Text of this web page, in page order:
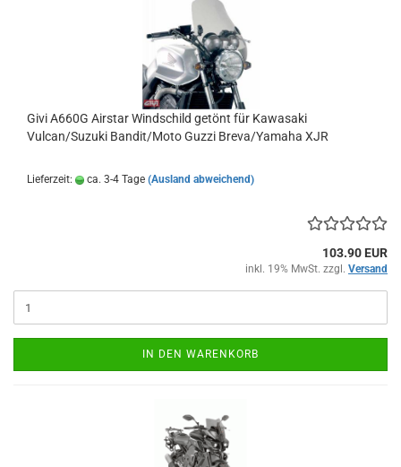
Givi A660G Airstar Windschild getönt für Kawasaki
Vulcan/Suzuki Bandit/Moto Guzzi Breva/Yamaha XJR
Lieferzeit: ca. 3-4 Tage (Ausland abweichend)
103.90 EUR
inkl. 19% MwSt. zzgl. Versand
IN DEN WARENKORB